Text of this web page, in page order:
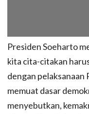
Presiden Soeharto
kita cita-citakan
dengan pelaksanaan
memuat dasar
menyebutkan,